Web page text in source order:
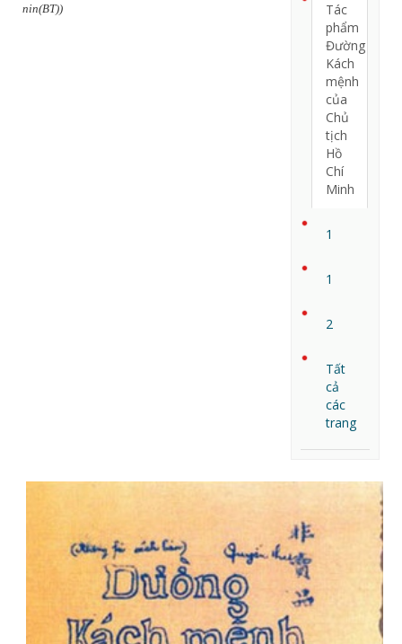
Tác
phẩm
Đường
Kách
mệnh
của
Chủ
tịch
Hồ
Chí
Minh
1
1
2
Tất
cả
các
trang
nin(BT))